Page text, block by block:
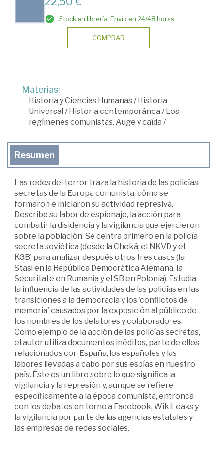
Stock en librería. Envío en 24/48 horas
COMPRAR
Materias:
Historia y Ciencias Humanas /Historia
Universal /Historia contemporánea /Los
regímenes comunistas. Auge y caída /
Resumen
Las redes del terror traza la historia de las policías
secretas de la Europa comunista, cómo se
formaron e iniciaron su actividad represiva.
Describe su labor de espionaje, la acción para
combatir la disidencia y la vigilancia que ejercieron
sobre la población. Se centra primero en la policía
secreta soviética (desde la Cheká, el NKVD y el
KGB) para analizar después otros tres casos (la
Stasi en la República Democrática Alemana, la
Securitate en Rumanía y el SB en Polonia). Estudia
la influencia de las actividades de las policías en las
transiciones a la democracia y los 'conflictos de
memoria' causados por la exposición al público de
los nombres de los delatores y colaboradores.
Como ejemplo de la acción de las policías secretas,
el autor utiliza documentos inéditos, parte de ellos
relacionados con España, los españoles y las
labores llevadas a cabo por sus espías en nuestro
país. Éste es un libro sobre lo que significa la
vigilancia y la represión y, aunque se refiere
específicamente a la época comunista, entronca
con los debates en torno a Facebook, WikiLeaks y
la vigilancia por parte de las agencias estatales y
las empresas de redes sociales.